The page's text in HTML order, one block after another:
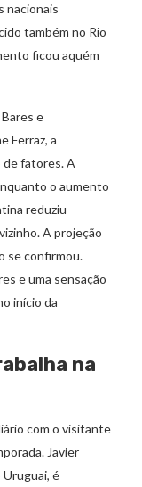
nacionais
também no Rio
ficou aquém
e
Ferraz, a
de fatores. A
o aumento
reduziu
A projeção
se confirmou.
e uma sensação
início da
na
com o visitante
Javier
é